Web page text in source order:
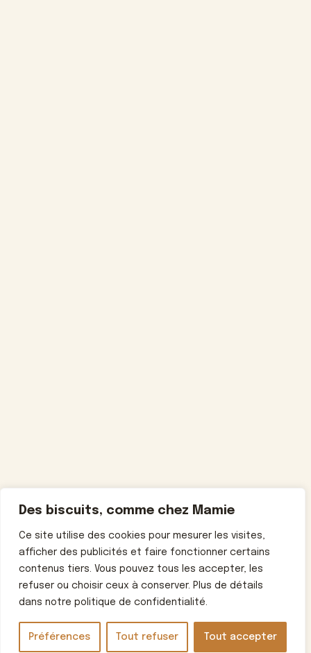
Des biscuits, comme chez Mamie
Ce site utilise des cookies pour mesurer les visites,
afficher des publicités et faire fonctionner certains
contenus tiers. Vous pouvez tous les accepter, les
refuser ou choisir ceux à conserver. Plus de détails
dans notre politique de confidentialité.
Préférences Tout refuser Tout accepter